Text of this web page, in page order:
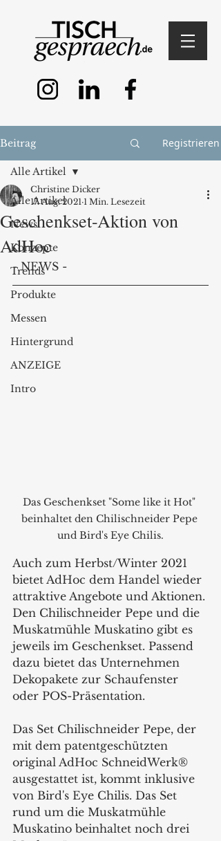
Beitrag Registrieren
Alle Artikel
News
Konzepte
Trends
Produkte
Messen
Hintergrund
ANZEIGE
Intro
Alle Artikel
Geschenkset-Aktion von
AdHoc
Christine Dicker
17. Aug. 2021 1 Min. Lesezeit
- NEWS -
Das Geschenkset "Some like it Hot"
beinhaltet den Chilischneider Pepe
und Bird's Eye Chilis.
Auch zum Herbst/Winter 2021
bietet AdHoc dem Handel wieder
attraktive Angebote und Aktionen.
Den Chilischneider Pepe und die
Muskatmühle Muskatino gibt es
jeweils im Geschenkset. Passend
dazu bietet das Unternehmen
Dekopakete zur Schaufenster
oder POS-Präsentation.
Das Set Chilischneider Pepe, der
mit dem patentgeschützten
original AdHoc SchneidWerk®
ausgestattet ist, kommt inklusive
von Bird's Eye Chilis. Das Set
rund um die Muskatmühle
Muskatino beinhaltet noch drei